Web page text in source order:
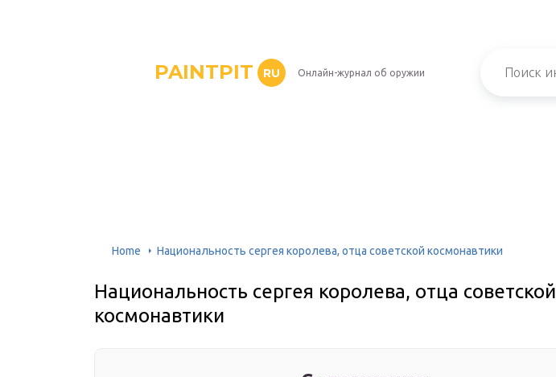
PAINTPIT RU Онлайн-журнал об оружии
Home Национальность сергея королева, отца советской космонавтики
Национальность сергея королева, отца советской
космонавтики